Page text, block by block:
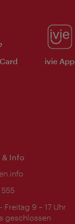
ivie App
& Info
555
Freitag 9 – 17 Uhr
geschlossen